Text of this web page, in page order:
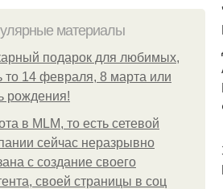
материалы
подарок для любимых,
то 14 февраля, 8 марта или
рождения!
в MLM, то есть сетевой
сейчас неразрывно
с создание своего
своей страницы в соц